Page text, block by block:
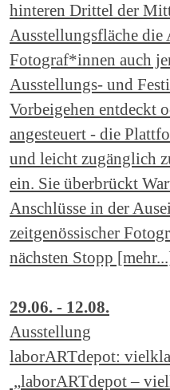
hinteren Drittel der
Ausstellungsfläche die
Fotograf*innen auch
Ausstellungs- und
Vorbeigehen entdeckt
angesteuert - die
und leicht zugänglich
ein. Sie überbrückt
Anschlüsse in der
zeitgenössischer
nächsten Stopp
29.06. - 12.08.
Ausstellung
laborARTdepot:
„laborARTdepot –